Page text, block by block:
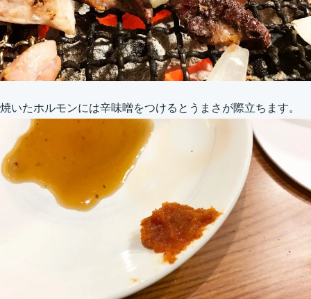
焼いたホルモンには辛味噌をつけるとうまさが際立ちます。